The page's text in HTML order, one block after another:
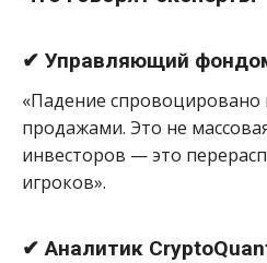
✔ Управляющий
«Падение
продажами. Это не
инвесторов — это
игроков».
✔ Аналитик